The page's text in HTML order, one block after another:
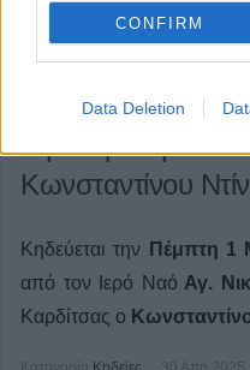
CONFIRM
Data Deletion
Την Πέμπτη 1
Κωνσταντίνου
Κηδεύεται την Πέμπτη 1
από τον Ιερό Ναό Αγ.
Καρδίτσας ο